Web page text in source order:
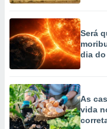
Será
dia
As
vida